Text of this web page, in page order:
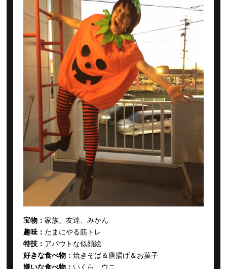
宝物：家族、友達、みかん
趣味： たまにやる筋トレ
特技： アバウトな似顔絵
好きな食べ物 ：焼きそば＆唐揚げ＆お菓子
嫌いな食べ物： いくら、ウニ